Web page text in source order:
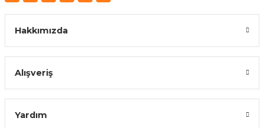
Hakkımızda
Alışveriş
Yardım